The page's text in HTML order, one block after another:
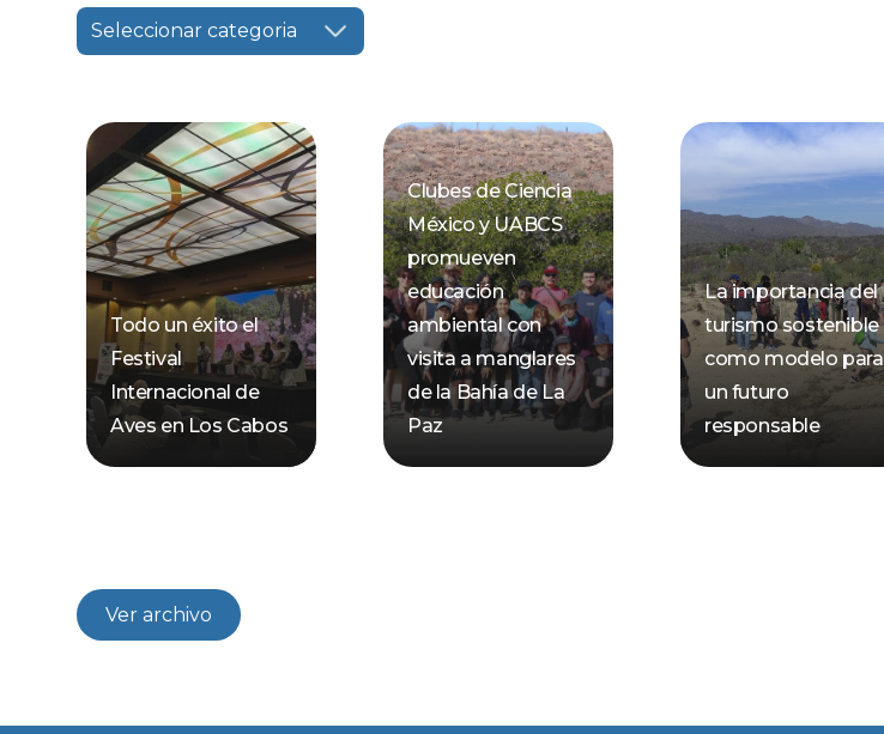
Seleccionar categoria
Todo un éxito el
Festival
Internacional de
Aves en Los Cabos
Clubes de Ciencia
México y UABCS
promueven
educación
ambiental con
visita a manglares
de la Bahía de La
Paz
La importancia del
turismo sostenible
como modelo para
un futuro
responsable
Ver archivo